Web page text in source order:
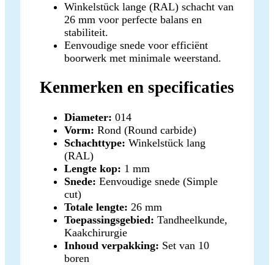
Winkelstück lange (RAL) schacht van
26 mm voor perfecte balans en
stabiliteit.
Eenvoudige snede voor efficiënt
boorwerk met minimale weerstand.
Kenmerken en specificaties
Diameter: 014
Vorm: Rond (Round carbide)
Schachttype: Winkelstück lang
(RAL)
Lengte kop: 1 mm
Snede: Eenvoudige snede (Simple
cut)
Totale lengte: 26 mm
Toepassingsgebied: Tandheelkunde,
Kaakchirurgie
Inhoud verpakking: Set van 10
boren